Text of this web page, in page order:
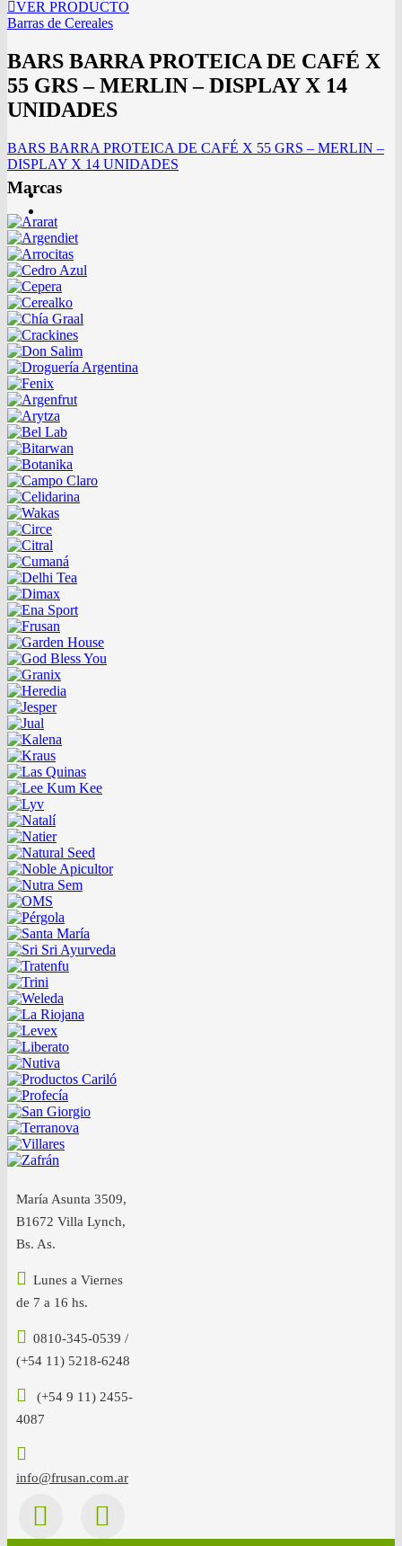
VER PRODUCTO
Barras de Cereales
BARS BARRA PROTEICA DE CAFÉ X
55 GRS – MERLIN – DISPLAY X 14
UNIDADES
BARS BARRA PROTEICA DE CAFÉ X 55 GRS – MERLIN –
DISPLAY X 14 UNIDADES
Marcas
María Asunta 3509,
B1672 Villa Lynch,
Bs. As.
Lunes a Viernes
de 7 a 16 hs.
0810-345-0539 /
(+54 11) 5218-6248
(+54 9 11) 2455-
4087
info@frusan.com.ar